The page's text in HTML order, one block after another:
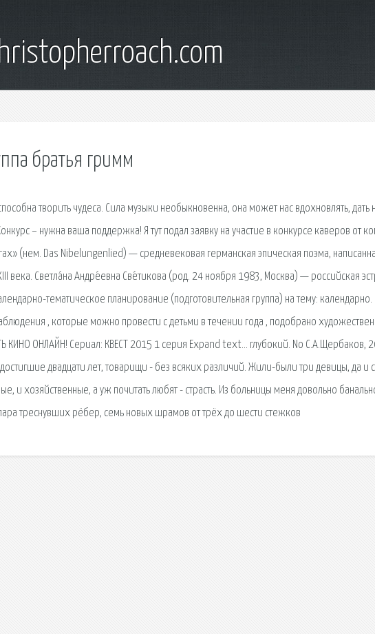
братья гримм
творить чудеса. Сила музыки необыкновенна, она может нас вдохновлять, дать
– нужна ваша поддержка! Я тут подал заявку на участие в конкурсе каверов от
(нем. Das Nibelungenlied) — средневековая германская эпическая поэма,
века. Светла́на Андре́евна Све́тикова (род. 24 ноября 1983, Москва) — российская
тематическое планирование (подготовительная группа) на тему: календарно.
, которые можно провести с детьми в течении года , подобрано
КИНО ОНЛАЙН! Сериал: КВЕСТ 2015 1 серия Expand text… глубокий. No С.А.Щербаков,
двадцати лет, товарищи - без всяких различий. Жили-были три девицы, да и
и хозяйственные, а уж почитать любят - страсть. Из больницы меня довольно
треснувших рёбер, семь новых шрамов от трёх до шести стежков